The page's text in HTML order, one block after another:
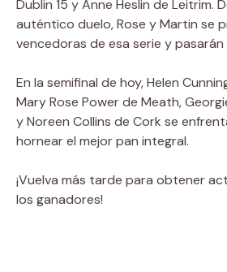
Dublin 15 y Anne Heslin de Leitrim.
auténtico duelo, Rose y Martin se
vencedoras de esa serie y pasarán
En la semifinal de hoy, Helen
Mary Rose Power de Meath,
y Noreen Collins de Cork se
hornear el mejor pan integral.
¡Vuelva más tarde para obtener
los ganadores!